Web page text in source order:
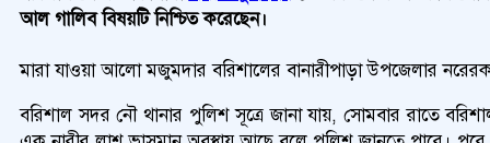
আল গালিব বিষয়টি নিশ্চিত করেছেন।
মারা যাওয়া আলো মজুমদার বরিশালের বানারীপাড়া উপজেলার
বরিশাল সদর নৌ থানার পুলিশ সূত্রে জানা যায়, সোমবার রাতে